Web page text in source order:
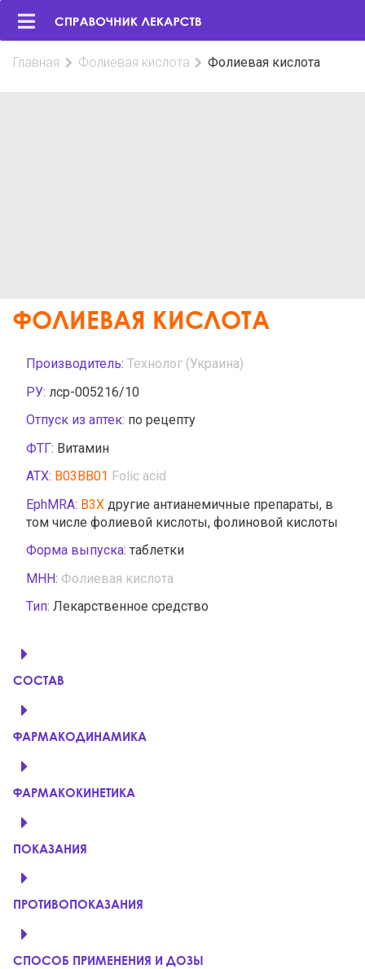
Главная Фолиевая кислота Фолиевая кислота
ФОЛИЕВАЯ КИСЛОТА
Производитель: Технолог (Украина)
РУ: лср-005216/10
Отпуск из аптек: по рецепту
ФТГ: Витамин
АТХ: B03BB01 Folic acid
EphMRA: B3X другие антианемичные препараты, в
том числе фолиевой кислоты, фолиновой кислоты
Форма выпуска: таблетки
МНН: Фолиевая кислота
Тип: Лекарственное средство
СОСТАВ
ФАРМАКОДИНАМИКА
ФАРМАКОКИНЕТИКА
ПОКАЗАНИЯ
ПРОТИВОПОКАЗАНИЯ
СПОСОБ ПРИМЕНЕНИЯ И ДОЗЫ